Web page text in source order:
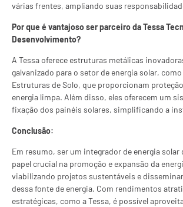
várias frentes, ampliando suas
Por que é vantajoso ser parceiro da Tessa
Desenvolvimento?
A Tessa oferece estruturas metálicas
galvanizado para o setor de energia solar,
Estruturas de Solo, que proporcionam
energia limpa. Além disso, eles oferecem um
fixação dos painéis solares, simplificando a
Conclusão:
Em resumo, ser um integrador de energia solar
papel crucial na promoção e expansão da
viabilizando projetos sustentáveis e
dessa fonte de energia. Com rendimentos
estratégicas, como a Tessa, é possível